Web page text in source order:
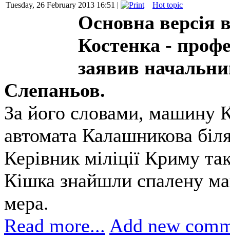
Tuesday, 26 February 2013 16:51 | Hot topic
Основна версія
Костенка -
заявив
Слепаньов.
За його словами, машину
автомата Калашникова
Керівник міліції Криму
Кішка знайшли спалену
мера.
Read more... Add new